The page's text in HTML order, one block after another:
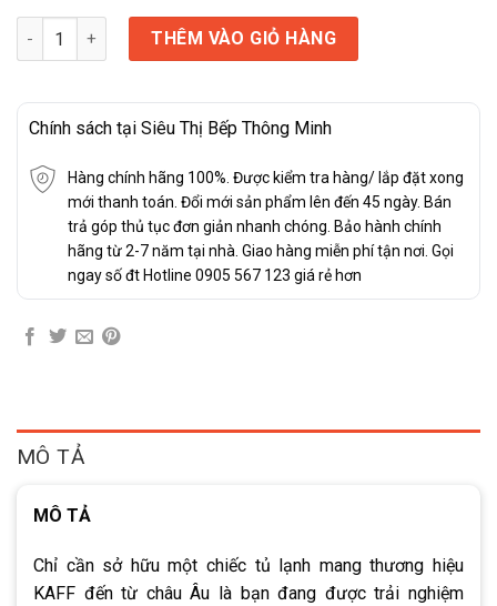
TỦ LẠNH SIDE BY SIDE KAFF KF-SBS600GLASS số lượng
THÊM VÀO GIỎ HÀNG
Chính sách tại Siêu Thị Bếp Thông Minh
Hàng chính hãng 100%. Được kiểm tra hàng/ lắp đặt xong
mới thanh toán. Đổi mới sản phẩm lên đến 45 ngày. Bán
trả góp thủ tục đơn giản nhanh chóng. Bảo hành chính
hãng từ 2-7 năm tại nhà. Giao hàng miễn phí tận nơi. Gọi
ngay số đt Hotline 0905 567 123 giá rẻ hơn
MÔ TẢ
MÔ TẢ
Chỉ cần sở hữu một chiếc tủ lạnh mang thương hiệu
KAFF đến từ châu Âu là bạn đang được trải nghiệm